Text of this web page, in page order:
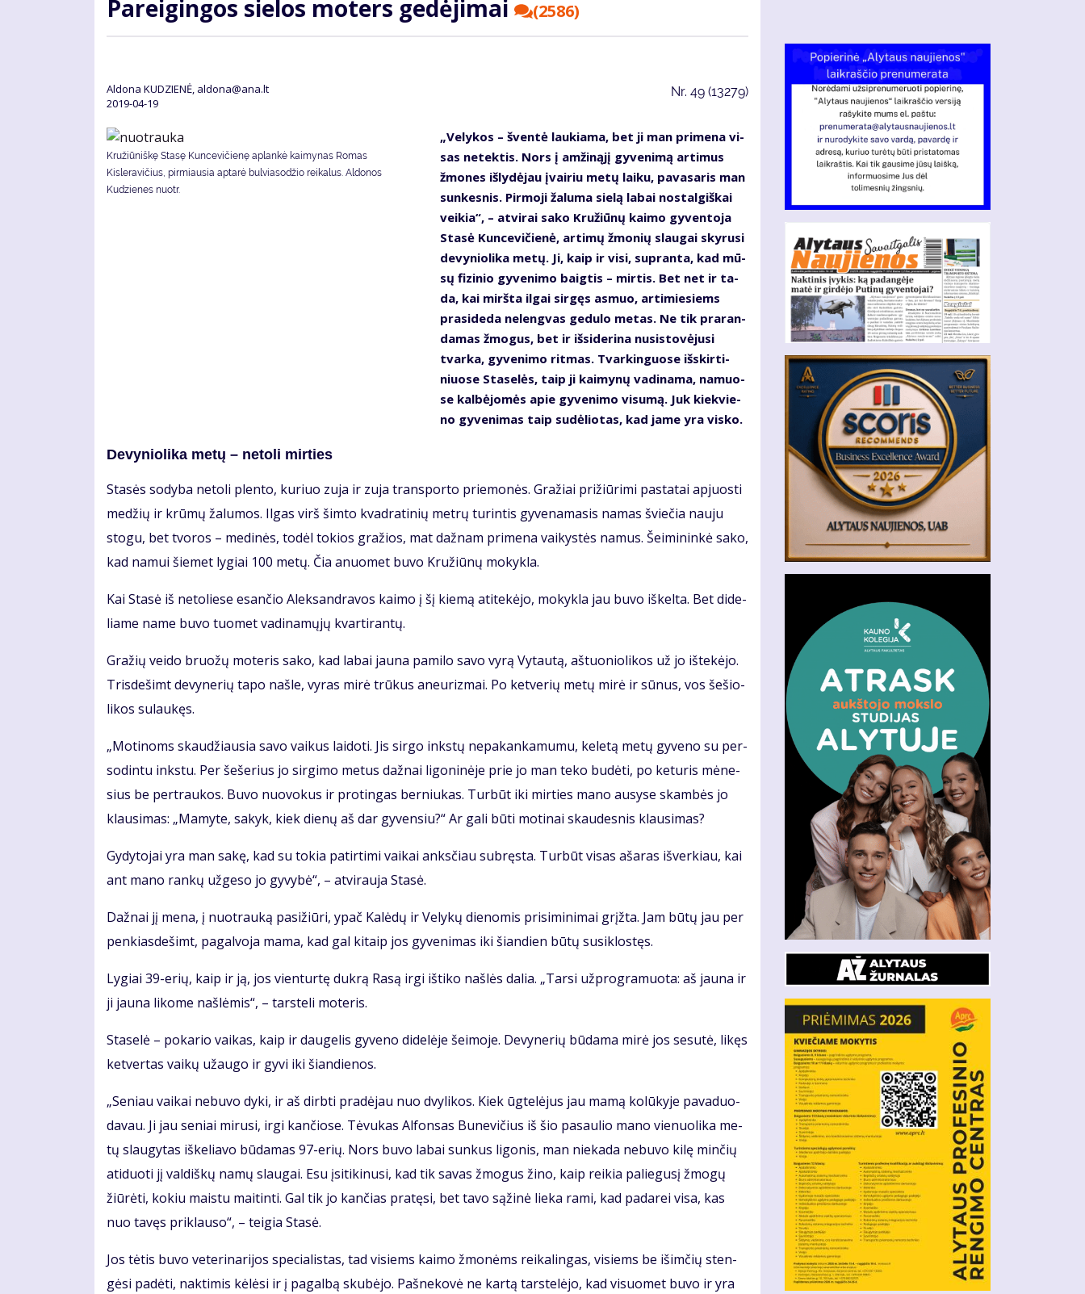
Pa­rei­gin­gos sie­los mo­ters ge­dė­ji­mai (2586)
Aldona KUDZIENĖ, aldona@ana.lt
2019-04-19
Nr. 49 (13279)
Kružiūniškę Stasę Kuncevičienę aplankė kaimynas Romas
Kisleravičius, pirmiausia aptarė bulviasodžio reikalus. Aldonos
Kudzienes nuotr.
„Ve­ly­kos – šven­tė lau­kia­ma, bet ji man pri­me­na vi­
sas ne­tek­tis. Nors į am­ži­ną­jį gy­ve­ni­mą ar­ti­mus
žmo­nes iš­ly­dė­jau įvai­riu me­tų lai­ku, pa­va­sa­ris man
sun­kes­nis. Pir­mo­ji ža­lu­ma sie­lą la­bai nos­tal­giš­kai
vei­kia“, – at­vi­rai sa­ko Kru­žiū­nų kai­mo gy­ven­to­ja
Sta­sė Kun­ce­vi­čie­nė, ar­ti­mų žmo­nių slau­gai sky­ru­si
de­vy­nio­li­ka me­tų. Ji, kaip ir vi­si, su­pran­ta, kad mū­
sų fi­zi­nio gy­ve­ni­mo baig­tis – mir­tis. Bet net ir ta­
da, kai mirš­ta il­gai sir­gęs as­muo, ar­ti­mie­siems
pra­si­de­da ne­leng­vas ge­du­lo me­tas. Ne tik pra­ran­
da­mas žmo­gus, bet ir iš­si­de­ri­na nu­si­sto­vė­ju­si
tvar­ka, gy­ve­ni­mo rit­mas. Tvar­kin­guo­se iš­skir­ti­
niuo­se Sta­se­lės, taip ji kai­my­nų va­di­na­ma, na­muo­
se kal­bė­jo­mės apie gy­ve­ni­mo vi­su­mą. Juk kiek­vie­
no gy­ve­ni­mas taip su­dė­lio­tas, kad ja­me yra vis­ko.
De­vy­nio­li­ka me­tų – ne­to­li mir­ties
Sta­sės so­dy­ba ne­to­li plen­to, ku­riuo zu­ja ir zu­ja trans­por­to prie­mo­nės. Gra­žiai pri­žiū­ri­mi pa­sta­tai ap­juos­ti
me­džių ir krū­mų ža­lu­mos. Il­gas virš šim­to kvad­ra­ti­nių met­rų tu­rin­tis gy­ve­na­ma­sis na­mas švie­čia nau­ju
sto­gu, bet tvo­ros – me­di­nės, to­dėl to­kios gra­žios, mat daž­nam pri­me­na vai­kys­tės na­mus. Šei­mi­nin­kė sa­ko,
kad na­mui šie­met ly­giai 100 me­tų. Čia anuo­met bu­vo Kru­žiū­nų mo­kyk­la.
Kai Sta­sė iš ne­to­lie­se esan­čio Alek­san­dra­vos kai­mo į šį kie­mą ati­te­kė­jo, mo­kyk­la jau bu­vo iš­kel­ta. Bet di­de­
lia­me na­me bu­vo tuo­met va­di­na­mų­jų kvar­ti­ran­tų.
Gra­žių vei­do bruo­žų mo­te­ris sa­ko, kad la­bai jau­na pa­mi­lo sa­vo vy­rą Vy­tau­tą, aš­tuo­nio­li­kos už jo iš­te­kė­jo.
Tris­de­šimt de­vy­ne­rių ta­po naš­le, vy­ras mi­rė trū­kus aneu­riz­mai. Po ket­ve­rių me­tų mi­rė ir sū­nus, vos še­šio­
li­kos su­lau­kęs.
„Mo­ti­noms skau­džiau­sia sa­vo vai­kus lai­do­ti. Jis sir­go inks­tų ne­pa­kan­ka­mu­mu, ke­le­tą me­tų gy­ve­no su per­
so­din­tu inks­tu. Per še­še­rius jo sir­gi­mo me­tus daž­nai li­go­ni­nė­je prie jo man te­ko bu­dė­ti, po ke­tu­ris mė­ne­
sius be per­trau­kos. Bu­vo nuo­vo­kus ir pro­tin­gas ber­niu­kas. Tur­būt iki mir­ties ma­no au­sy­se skam­bės jo
klau­si­mas: „Ma­my­te, sa­kyk, kiek die­nų aš dar gy­ven­siu?“ Ar ga­li bū­ti mo­ti­nai skau­des­nis klau­si­mas?
Gy­dy­to­jai yra man sa­kę, kad su to­kia pa­tir­ti­mi vai­kai anks­čiau su­bręs­ta. Tur­būt vi­sas aša­ras iš­ver­kiau, kai
ant ma­no ran­kų už­ge­so jo gy­vy­bė“, – at­vi­rau­ja Sta­sė.
Daž­nai jį me­na, į nuo­trau­ką pa­si­žiū­ri, ypač Ka­lė­dų ir Ve­ly­kų die­no­mis pri­si­mi­ni­mai grįž­ta. Jam bū­tų jau per
pen­kias­de­šimt, pa­gal­vo­ja ma­ma, kad gal ki­taip jos gy­ve­ni­mas iki šian­dien bū­tų su­si­klos­tęs.
Ly­giai 39-erių, kaip ir ją, jos vien­tur­tę duk­rą Ra­są ir­gi iš­ti­ko naš­lės da­lia. „Tar­si už­prog­ra­muo­ta: aš jau­na ir
ji jau­na li­ko­me naš­lė­mis“, – tars­te­li mo­te­ris.
Sta­se­lė – po­ka­rio vai­kas, kaip ir dau­ge­lis gy­ve­no di­de­lė­je šei­mo­je. De­vy­ne­rių bū­da­ma mi­rė jos se­su­tė, li­kęs
ket­ver­tas vai­kų už­au­go ir gy­vi iki šian­die­nos.
„Se­niau vai­kai ne­bu­vo dy­ki, ir aš dirb­ti pra­dė­jau nuo dvy­li­kos. Kiek ūg­te­lė­jus jau ma­mą ko­lū­ky­je pa­va­duo­
da­vau. Ji jau se­niai mi­ru­si, ir­gi kan­čio­se. Tė­vu­kas Al­fon­sas Bu­ne­vi­čius iš šio pa­sau­lio ma­no vie­nuo­li­ka me­
tų slau­gy­tas iš­ke­lia­vo bū­da­mas 97-erių. Nors bu­vo la­bai sun­kus li­go­nis, man nie­ka­da ne­bu­vo ki­lę min­čių
ati­duo­ti jį val­diš­kų na­mų slau­gai. Esu įsi­ti­ki­nu­si, kad tik sa­vas žmo­gus ži­no, kaip rei­kia pa­lie­gu­sį žmo­gų
žiū­rė­ti, ko­kiu mais­tu mai­tin­ti. Gal tik jo kan­čias pra­tę­si, bet ta­vo są­ži­nė lie­ka ra­mi, kad pa­da­rei vi­sa, kas
nuo ta­vęs pri­klau­so“, – tei­gia Sta­sė.
Jos tė­tis bu­vo ve­te­ri­na­ri­jos spe­cia­lis­tas, tad vi­siems kai­mo žmo­nėms rei­ka­lin­gas, vi­siems be iš­im­čių sten­
gė­si pa­dė­ti, nak­ti­mis kė­lė­si ir į pa­gal­bą sku­bė­jo. Pa­šne­ko­vė ne kar­tą tars­te­lė­jo, kad vi­suo­met bu­vo ir yra